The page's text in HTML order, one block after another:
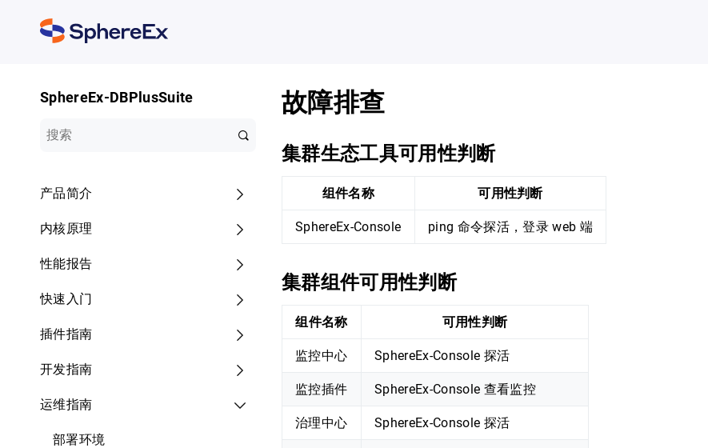
SphereEx-DBPlusSuite
产品简介
内核原理
性能报告
快速入门
插件指南
开发指南
运维指南
部署环境
故障排查
集群生态工具可用性判断
组件名称 可用性判断
SphereEx-Console ping 命令探活，登录 web 端
集群组件可用性判断
组件名称 可用性判断
监控中心 SphereEx-Console 探活
监控插件 SphereEx-Console 查看监控
治理中心 SphereEx-Console 探活